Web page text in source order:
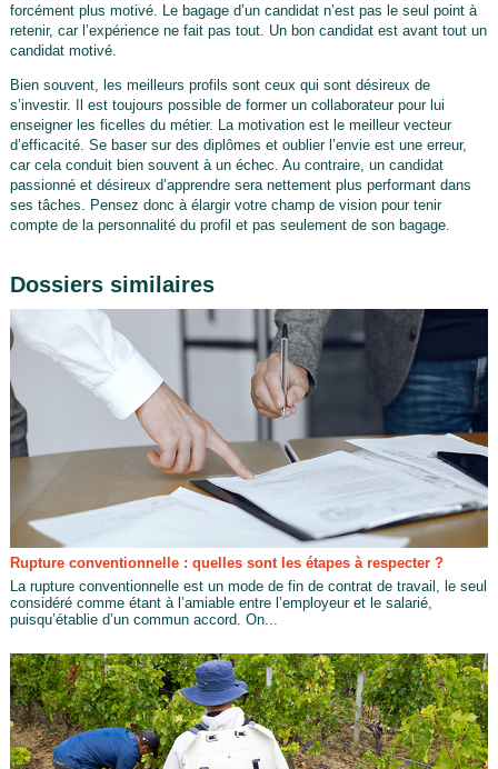
forcément plus motivé. Le bagage d’un candidat n’est pas le seul point à
retenir, car l’expérience ne fait pas tout. Un bon candidat est avant tout un
candidat motivé.
Bien souvent, les meilleurs profils sont ceux qui sont désireux de
s’investir. Il est toujours possible de former un collaborateur pour lui
enseigner les ficelles du métier. La motivation est le meilleur vecteur
d’efficacité. Se baser sur des diplômes et oublier l’envie est une erreur,
car cela conduit bien souvent à un échec. Au contraire, un candidat
passionné et désireux d’apprendre sera nettement plus performant dans
ses tâches. Pensez donc à élargir votre champ de vision pour tenir
compte de la personnalité du profil et pas seulement de son bagage.
Dossiers similaires
Rupture conventionnelle : quelles sont les étapes à respecter ?
La rupture conventionnelle est un mode de fin de contrat de travail, le seul
considéré comme étant à l’amiable entre l’employeur et le salarié,
puisqu’établie d’un commun accord. On...